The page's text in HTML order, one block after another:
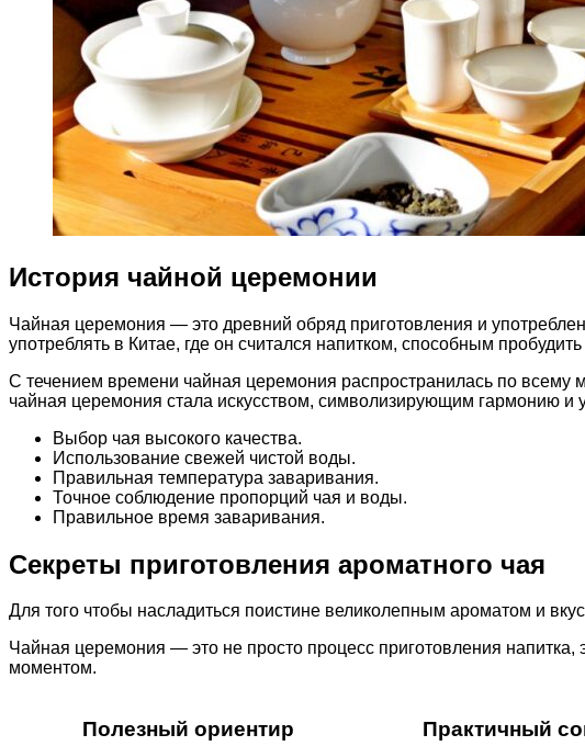
История чайной церемонии
Чайная церемония — это древний обряд приготовления и
употреблять в Китае, где он считался напитком, способным
С течением времени чайная церемония распространилась по
чайная церемония стала искусством, символизирующим гармонию и
Выбор чая высокого качества.
Использование свежей чистой воды.
Правильная температура заваривания.
Точное соблюдение пропорций чая и воды.
Правильное время заваривания.
Секреты приготовления ароматного чая
Для того чтобы насладиться поистине великолепным ароматом и
Чайная церемония — это не просто процесс приготовления напитка,
моментом.
Полезный ориентир Практичный